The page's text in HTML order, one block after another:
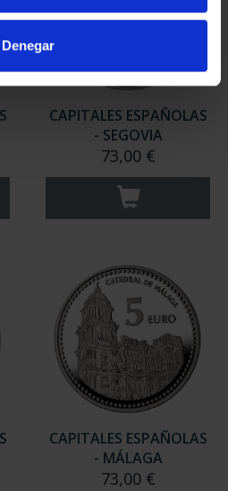
Denegar
CAPITALES ESPAÑOLAS
- SEGOVIA
73,00 €
CAPITALES ESPAÑOLAS
- MÁLAGA
73,00 €